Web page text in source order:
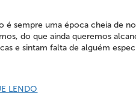
é sempre uma época cheia de
do que ainda queremos
e sintam falta de alguém
LENDO